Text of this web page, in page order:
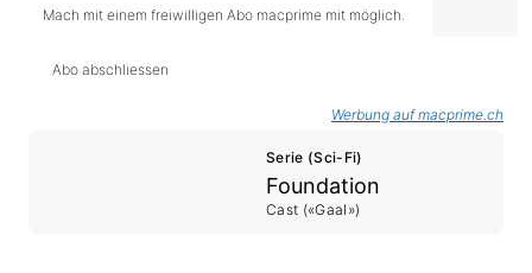
Mach mit einem freiwilligen Abo macprime mit möglich.
Abo abschliessen
Werbung auf macprime.ch
Serie (Sci-Fi)
Foundation
Cast («Gaal»)